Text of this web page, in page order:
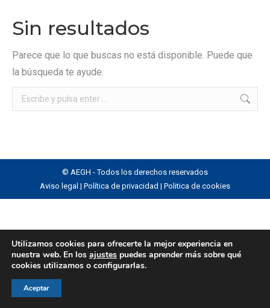
Sin resultados
Parece que lo que buscas no está disponible. Puede que
la búsqueda te ayude.
Buscar:
© AEGH - Todos los derechos reservados
Aviso legal | Política de privacidad | Politica de cookies
Utilizamos cookies para ofrecerte la mejor experiencia en
nuestra web. En los ajustes puedes aprender más sobre qué
cookies utilizamos o configurarlas.
Aceptar